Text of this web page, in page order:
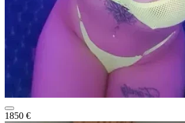
1850 €